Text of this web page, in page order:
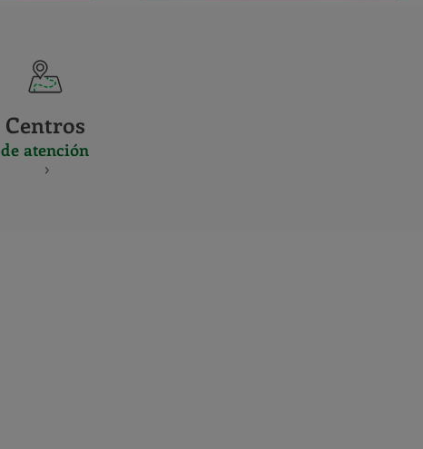
Centros
de atención